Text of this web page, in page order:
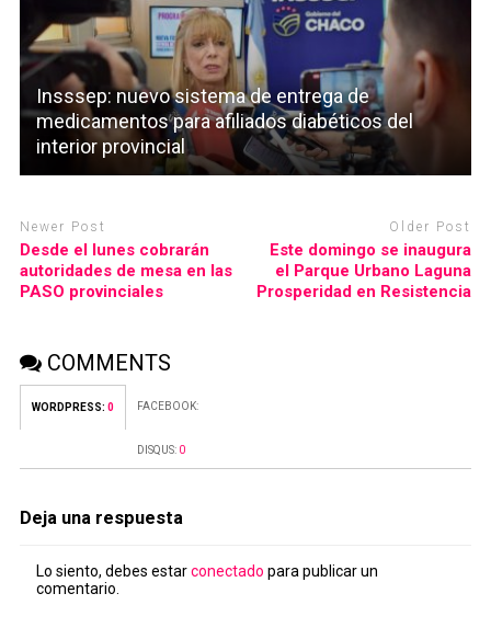
Insssep: nuevo sistema de entrega de
medicamentos para afiliados diabéticos del
interior provincial
Newer Post
Desde el lunes cobrarán
autoridades de mesa en las
PASO provinciales
Older Post
Este domingo se inaugura
el Parque Urbano Laguna
Prosperidad en Resistencia
COMMENTS
WORDPRESS: 0 FACEBOOK:
DISQUS: 0
Deja una respuesta
Lo siento, debes estarconectado para publicar un
comentario.